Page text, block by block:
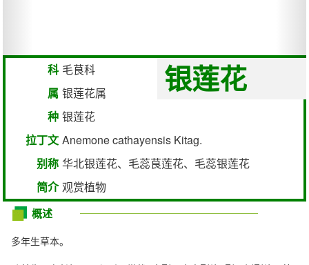
银莲花
科 毛茛科
属 银莲花属
种 银莲花
拉丁文 Anemone cathayensis Kitag.
别称 华北银莲花、毛蕊茛莲花、毛蕊银莲花
简介 观赏植物
概述
多年生草本。